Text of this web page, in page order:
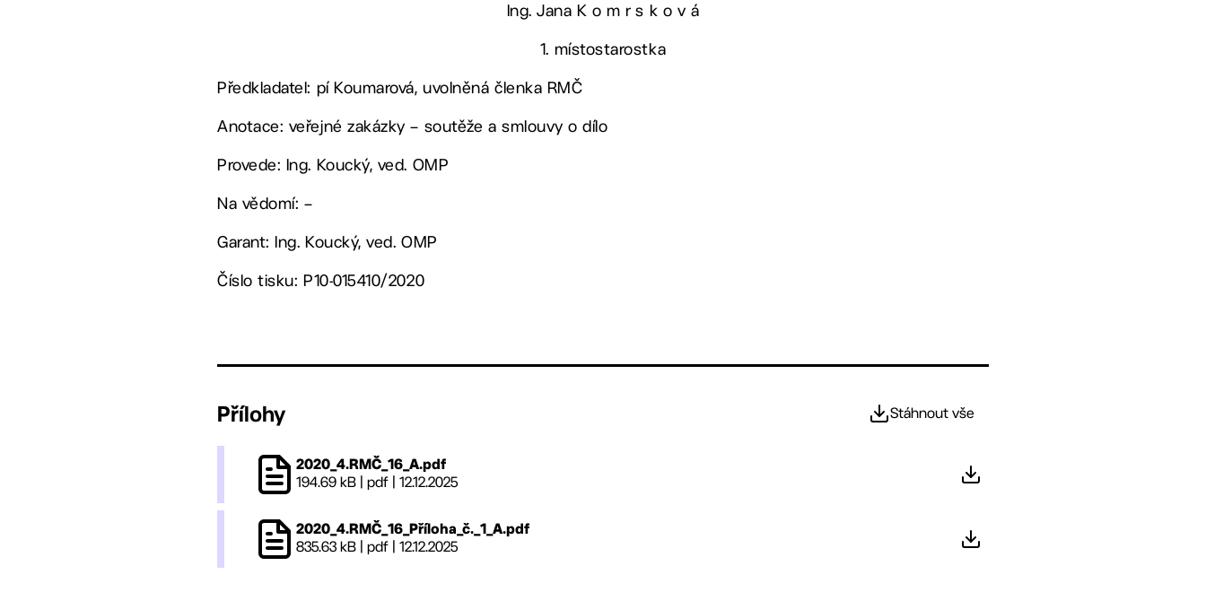
Ing. Jana K o m r s k o v á
1. místostarostka
Předkladatel: pí Koumarová, uvolněná členka RMČ
Anotace: veřejné zakázky – soutěže a smlouvy o dílo
Provede: Ing. Koucký, ved. OMP
Na vědomí: –
Garant: Ing. Koucký, ved. OMP
Číslo tisku: P10-015410/2020
Přílohy Stáhnout vše
2020_4.RMČ_16_A.pdf
194.69 kB | pdf | 12.12.2025
2020_4.RMČ_16_Příloha_č._1_A.pdf
835.63 kB | pdf | 12.12.2025